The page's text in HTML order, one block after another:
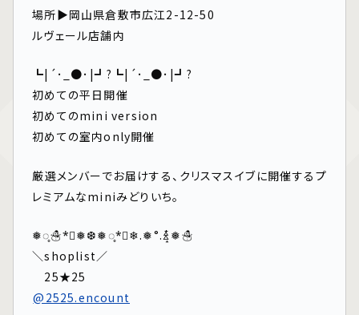
場所▶岡山県倉敷市広江2-12-50
ルヴェール店舗内
┗|´･_●･|┛?┗|´･_●･|┛?
初めての平日開催
初めてのmini version
初めての室内only開催
厳選メンバーでお届けする、クリスマスイブに開催するプ
レミアムなminiみどりいち。
❅◌̥☃*⃝❅❆❅◌̥*⃝❄.❅°.ꊛ໋̝❅☃
＼shoplist／
25★25⁡
⁡@2525.encount